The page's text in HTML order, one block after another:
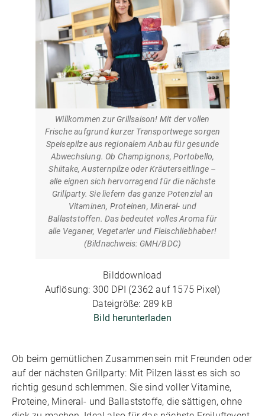
Willkommen zur Grillsaison! Mit der vollen
Frische aufgrund kurzer Transportwege sorgen
Speisepilze aus regionalem Anbau für gesunde
Abwechslung. Ob Champignons, Portobello,
Shiitake, Austernpilze oder Kräuterseitlinge –
alle eignen sich hervorragend für die nächste
Grillparty. Sie liefern das ganze Potenzial an
Vitaminen, Proteinen, Mineral- und
Ballaststoffen. Das bedeutet volles Aroma für
alle Veganer, Vegetarier und Fleischliebhaber!
(Bildnachweis: GMH/BDC)
Bilddownload
Auflösung: 300 DPI (2362 auf 1575 Pixel)
Dateigröße: 289 kB
Bild herunterladen
Ob beim gemütlichen Zusammensein mit Freunden oder
auf der nächsten Grillparty: Mit Pilzen lässt es sich so
richtig gesund schlemmen. Sie sind voller Vitamine,
Proteine, Mineral- und Ballaststoffe, die sättigen, ohne